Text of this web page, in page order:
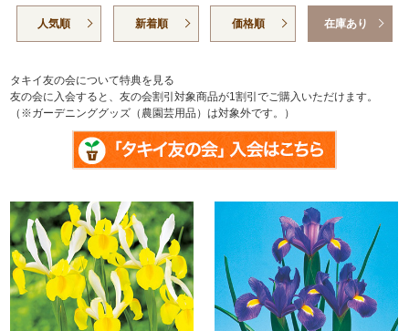
人気順 新着順 価格順 在庫あり
タキイ友の会について特典を見る
友の会に入会すると、友の会割引対象商品が1割引でご購入いただけます。
（※ガーデニンググッズ（農園芸用品）は対象外です。）